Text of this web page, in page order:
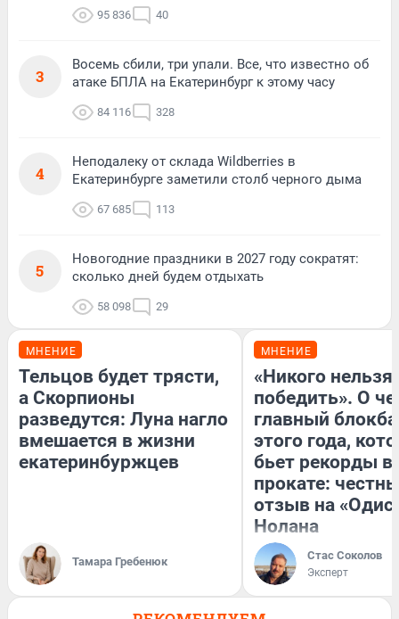
95 836 40
3
Восемь сбили, три упали. Все, что известно об
атаке БПЛА на Екатеринбург к этому часу
84 116 328
4
Неподалеку от склада Wildberries в
Екатеринбурге заметили столб черного дыма
67 685 113
5
Новогодние праздники в 2027 году сократят:
сколько дней будем отдыхать
58 098 29
МНЕНИЕ
Тельцов будет трясти,
а Скорпионы
разведутся: Луна нагло
вмешается в жизни
екатеринбуржцев
Тамара Гребенюк
МНЕНИЕ
«Никого нельзя
победить». О
главный
этого года,
бьет рекорды в
прокате:
отзыв на
Нолана
Стас Соколов
Эксперт